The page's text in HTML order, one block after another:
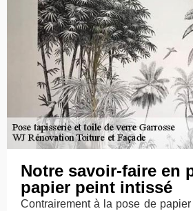
Notre savoir-faire en
papier peint intissé
Contrairement à la pose de